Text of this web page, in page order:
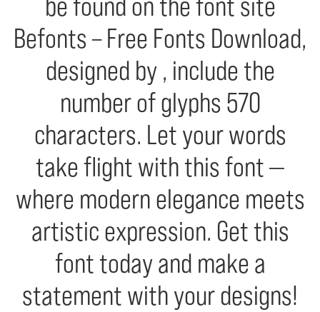
Befonts – Free Fonts Download,
designed by , include the
number of glyphs 570
characters. Let your words
take flight with this font —
where modern elegance meets
artistic expression. Get this
font today and make a
statement with your designs!